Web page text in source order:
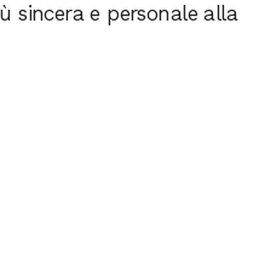
sincera e personale alla